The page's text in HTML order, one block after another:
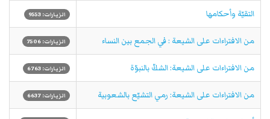
التقيّة وأحكامها الزيارات: 9553
من الافتراءات على الشيعة : في الجمع بين النساء الزيارات: 7506
من الافتراءات على الشيعة: الشكّ بالنبوّة الزيارات: 6763
من الافتراءات على الشيعة: رمي التشيّع بالشعوبية الزيارات: 6637